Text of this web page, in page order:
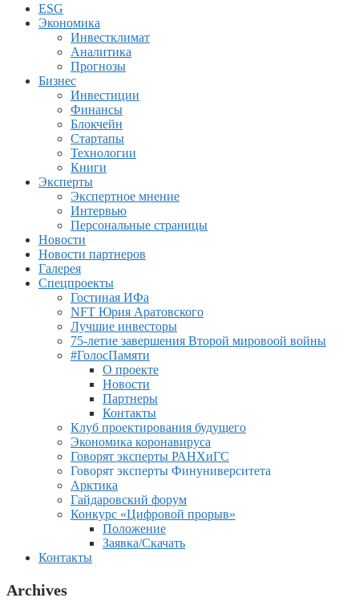
ESG
Экономика
Инвестклимат
Аналитика
Прогнозы
Бизнес
Инвестиции
Финансы
Блокчейн
Стартапы
Технологии
Книги
Эксперты
Экспертное мнение
Интервью
Персональные страницы
Новости
Новости партнеров
Галерея
Спецпроекты
Гостиная ИФа
NFT Юрия Аратовского
Лучшие инвесторы
75-летие завершения Второй мировоой войны
#ГолосПамяти
О проекте
Новости
Партнеры
Контакты
Клуб проектирования будущего
Экономика коронавируса
Говорят эксперты РАНХиГС
Говорят эксперты Финуниверситета
Арктика
Гайдаровский форум
Конкурс «Цифровой прорыв»
Положение
Заявка/Скачать
Контакты
Archives